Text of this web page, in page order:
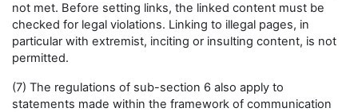
not met. Before setting links, the linked content must be
checked for legal violations. Linking to illegal pages, in
particular with extremist, inciting or insulting content, is not
permitted.
(7) The regulations of sub-section 6 also apply to
statements made within the framework of communication